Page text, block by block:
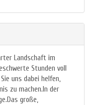
Landschaft im
Stunden voll
uns dabei helfen,
zu machen.In der
große,